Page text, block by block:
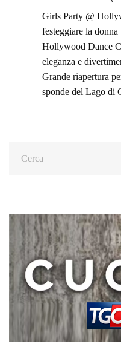
Girls Party @
festeggiare la donna
Hollywood Dance
eleganza e
Grande riapertura
sponde del Lago di